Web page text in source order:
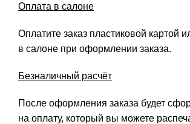
Оплата в салоне
Оплатите заказ пластиковой картой
в салоне при оформлении заказа.
Безналичный расчёт
После оформления заказа будет
на оплату, который вы можете